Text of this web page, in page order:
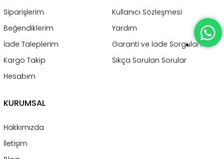
Siparişlerim
Beğendiklerim
İade Taleplerim
Kargo Takip
Hesabım
Kullanıcı Sözleşmesi
Yardım
Garanti ve İade Sorgulama
Sıkça Sorulan Sorular
KURUMSAL
Hakkımızda
İletişim